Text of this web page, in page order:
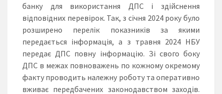
банку для використання ДПС і здійснення
відповідних перевірок. Так, з січня 2024 року було
розширено перелік показників за якими
передається інформація, а з травня 2024 НБУ
передає ДПС повну інформацію. Зі свого боку
ДПС в межах повноважень по кожному окремому
факту проводить належну роботу та оперативно
вживає передбачених законодавством заходів.